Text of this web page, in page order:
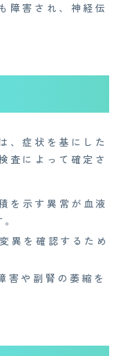
障害され、神経伝
、症状を基にした
査によって確定さ
を示す異常が血液
異を確認するため
害や副腎の萎縮を